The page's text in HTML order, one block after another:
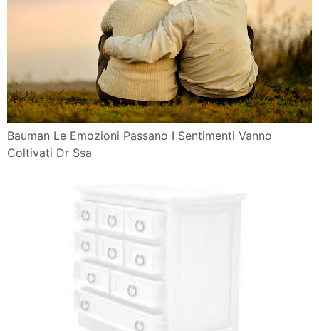
Bauman Le Emozioni Passano I Sentimenti Vanno
Coltivati Dr Ssa